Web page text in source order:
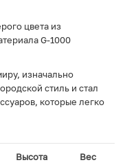
цвета из
G-1000
изначально
стиль и стал
которые легко
Высота Вес